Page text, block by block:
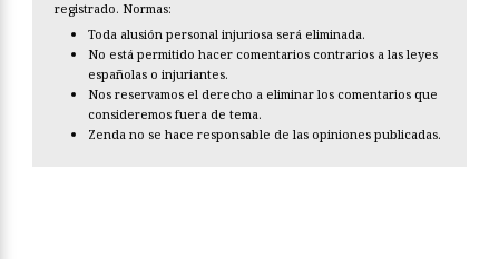
registrado. Normas:
Toda alusión personal injuriosa será eliminada.
No está permitido hacer comentarios contrarios a las leyes
españolas o injuriantes.
Nos reservamos el derecho a eliminar los comentarios que
consideremos fuera de tema.
Zenda no se hace responsable de las opiniones publicadas.